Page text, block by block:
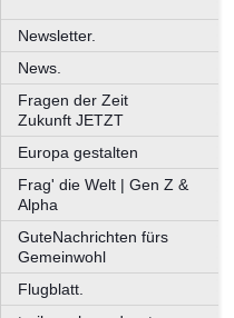
Newsletter.
News.
Fragen der Zeit
Zukunft JETZT
Europa gestalten
Frag' die Welt | Gen Z &
Alpha
GuteNachrichten fürs
Gemeinwohl
Flugblatt.